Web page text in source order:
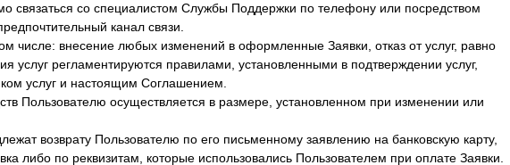
связаться со специалистом Службы Поддержки по телефону или посредством
канал связи.
числе: внесение любых изменений в оформленные Заявки, отказ от услуг, равно
услуг регламентируются правилами, установленными в подтверждении услуг,
услуг и настоящим Соглашением.
Пользователю осуществляется в размере, установленном при изменении или
возврату Пользователю по его письменному заявлению на банковскую карту,
либо по реквизитам, которые использовались Пользователем при оплате Заявки.